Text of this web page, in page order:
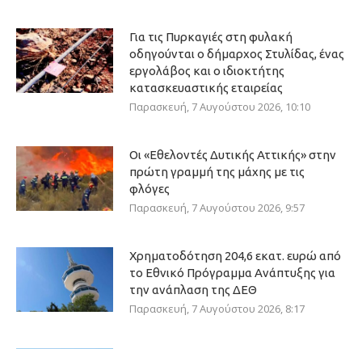
Για τις Πυρκαγιές στη φυλακή
οδηγούνται ο δήμαρχος Στυλίδας, ένας
εργολάβος και ο ιδιοκτήτης
κατασκευαστικής εταιρείας
Παρασκευή, 7 Αυγούστου 2026, 10:10
Οι «Εθελοντές Δυτικής Αττικής» στην
πρώτη γραμμή της μάχης με τις
φλόγες
Παρασκευή, 7 Αυγούστου 2026, 9:57
Χρηματοδότηση 204,6 εκατ. ευρώ από
το Εθνικό Πρόγραμμα Ανάπτυξης για
την ανάπλαση της ΔΕΘ
Παρασκευή, 7 Αυγούστου 2026, 8:17